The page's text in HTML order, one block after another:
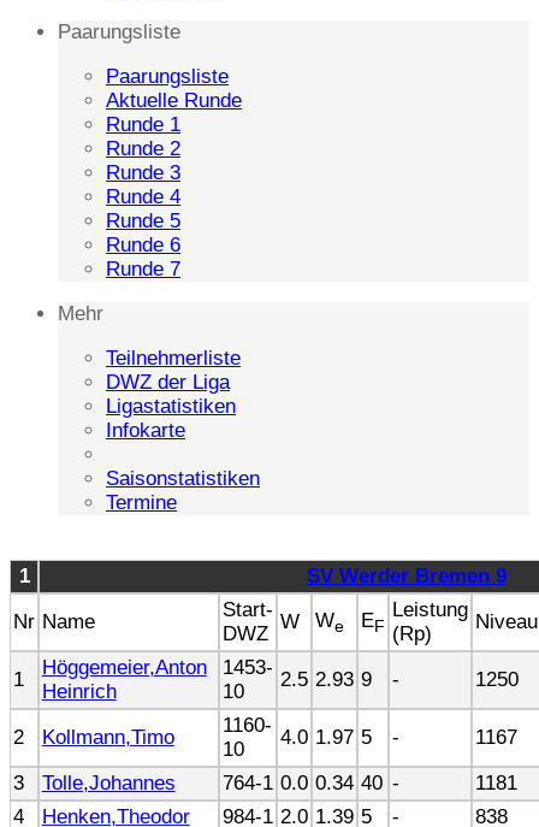
Paarungsliste
Paarungsliste
Aktuelle Runde
Runde 1
Runde 2
Runde 3
Runde 4
Runde 5
Runde 6
Runde 7
Mehr
Teilnehmerliste
DWZ der Liga
Ligastatistiken
Infokarte
Saisonstatistiken
Termine
1
SV Werder Bremen 9
Nr Name
Start-
DWZ
W We EF
Leistung
(Rp)
Niveau
1
Höggemeier,Anton
Heinrich
1453-
10
2.5 2.93 9 - 1250
2 Kollmann,Timo
1160-
10
4.0 1.97 5 -
1167
3
Tolle,Johannes 764-1 0.0 0.34 40 -
1181
4
Henken,Theodor 984-1 2.0 1.39 5 -
838